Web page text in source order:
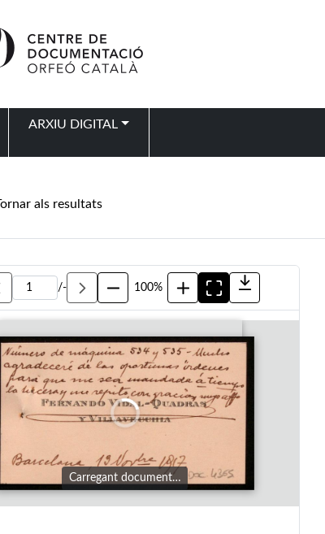
ARXIU DIGITAL
als resultats
/- 100%
Carregant document…